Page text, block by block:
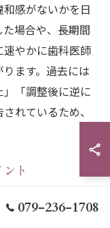
感がないかを日
場合や、長期間
やかに歯科医師
ます。過去には
」「調整後に逆に
れているため、
ト
経験豊富な歯科
医院を選ぶこと
079-236-1708